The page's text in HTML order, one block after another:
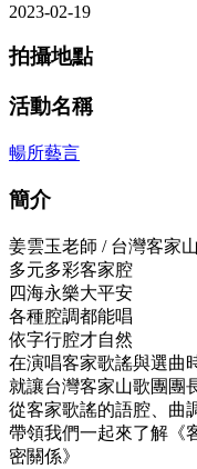
2023-02-19
拍攝地點
活動名稱
暢所藝言
簡介
姜雲玉老師 / 台灣客家
多元多彩客家腔
四海永樂大平安
各種腔調都能唱
依字行腔才自然
在演唱客家歌謠與選曲
就讓台灣客家山歌團團
從客家歌謠的語腔、曲
帶領我們一起來了解《
密關係》